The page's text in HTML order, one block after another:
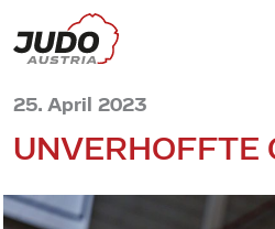
25. April 2023
UNVERHOFFTE